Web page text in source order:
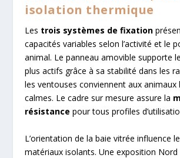
isolation thermique
Les trois systèmes de fixation
capacités variables selon l’activité et le
animal. Le panneau amovible supporte
plus actifs grâce à sa stabilité dans les
les ventouses conviennent aux animaux
calmes. Le cadre sur mesure assure la
résistance pour tous profiles
L’orientation de la baie vitrée influence
matériaux isolants. Une exposition Nord